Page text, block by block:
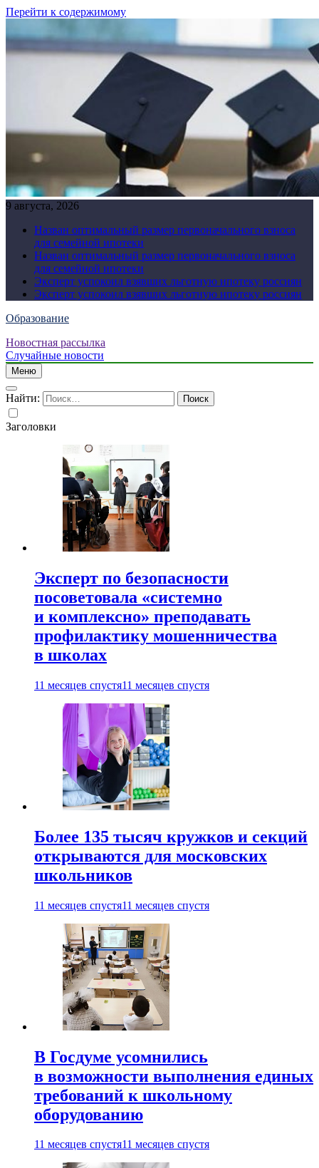
Перейти к содержимому
9 августа, 2026
Назван оптимальный размер первоначального взноса
для семейной ипотеки
Назван оптимальный размер первоначального взноса
для семейной ипотеки
Эксперт успокоил взявших льготную ипотеку россиян
Эксперт успокоил взявших льготную ипотеку россиян
Образование
Новостная рассылка
Случайные новости
Меню
Найти:
Заголовки
Эксперт по безопасности
посоветовала «системно
и комплексно» преподавать
профилактику мошенничества
в школах
11 месяцев спустя11 месяцев спустя
Более 135 тысяч кружков и секций
открываются для московских
школьников
11 месяцев спустя11 месяцев спустя
В Госдуме усомнились
в возможности выполнения единых
требований к школьному
оборудованию
11 месяцев спустя11 месяцев спустя